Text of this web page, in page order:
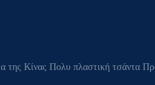
της Κίνας Πολυ πλαστική τσάντα